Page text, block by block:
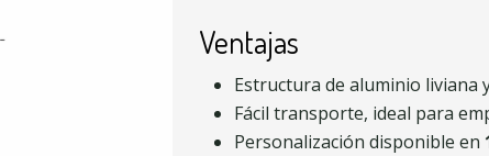
Ventajas
Estructura de aluminio liviana
Fácil transporte, ideal para
Personalización disponible en